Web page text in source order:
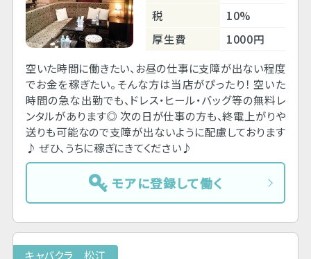
税
10%
厚生費
1000円
空いた時間に働きたい、お昼の仕事に支障が出ない程度
でお金を稼ぎたい。そんな方は当店がぴったり！ 空いた
時間の急な出勤でも、ドレス・ヒール・バッグ等の無料レ
ンタルがあります◎ 次の日が仕事の方も、終電上がりや
送りも可能なので支障が出ないように配慮しております
♪ ぜひ、うちに稼ぎにきてください♪
モアに登録して働く
キャバクラ 松江